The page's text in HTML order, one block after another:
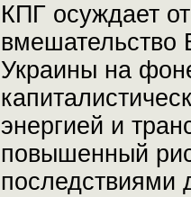
КПГ осуждает
Украины на
энергией и
повышенный
последствиями